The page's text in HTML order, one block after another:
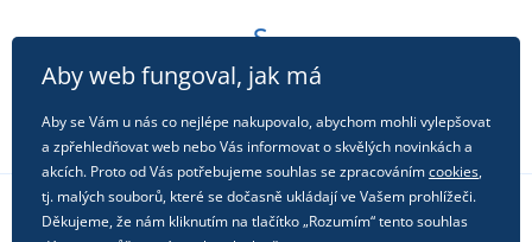
Sledujte nás na sociálních sítích
Aby web fungoval, jak má
Aby se Vám u nás co nejlépe nakupovalo, abychom mohli vylepšovat
a zpřehledňovat web nebo Vás informovat o skvělých novinkách a
akcích. Proto od Vás potřebujeme souhlas se zpracovánímcookies,
tj. malých souborů, které se dočasně ukládají ve Vašem prohlížeči.
Děkujeme, že nám kliknutím na tlačítko „Rozumím“ tento souhlas